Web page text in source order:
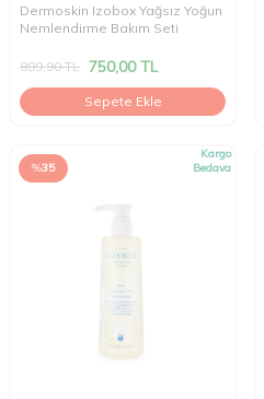
Dermoskin Izobox Yağsız Yoğun
Nemlendirme Bakım Seti
899,90TL 750,00TL
Sepete Ekle
%35
Kargo
Bedava